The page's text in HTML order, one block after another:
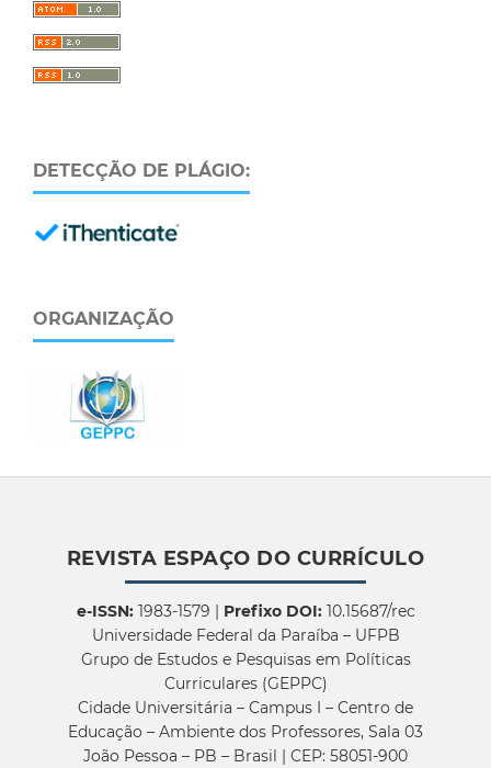
DETECÇÃO DE PLÁGIO:
ORGANIZAÇÃO
REVISTA ESPAÇO DO CURRÍCULO
e-ISSN:1983-1579 | Prefixo DOI:10.15687/rec
Universidade Federal da Paraíba – UFPB
Grupo de Estudos e Pesquisas em Políticas
Curriculares (GEPPC)
Cidade Universitária – Campus I – Centro de
Educação – Ambiente dos Professores, Sala 03
João Pessoa – PB – Brasil | CEP: 58051-900